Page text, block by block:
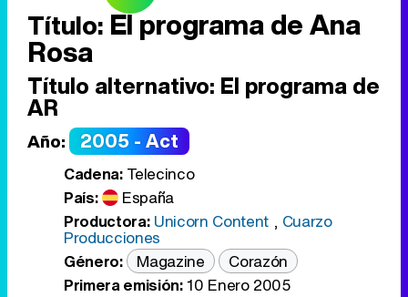
Título: El programa de Ana
Rosa
Título alternativo: El programa de
AR
Año: 2005 - Act
Cadena:Telecinco
País:
España
Productora: Unicorn Content, Cuarzo
Producciones
Género:
Magazine
Corazón
Primera emisión:10 Enero 2005